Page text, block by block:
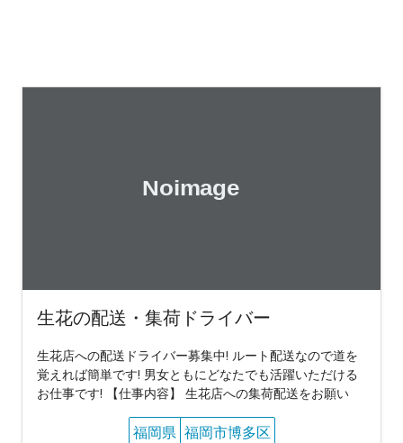
生花の配送・集荷ドライバー
生花店への配送ドライバー募集中! ルート配送なので道を
覚えれば簡単です! 男女ともにどなたでも活躍いただける
お仕事です! 【仕事内容】 生花店への集荷配送をお願い
福岡県 福岡市博多区